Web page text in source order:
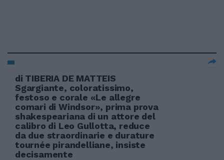
di TIBERIA DE MATTEIS
Sgargiante, coloratissimo,
festoso e corale «Le allegre
comari di Windsor», prima prova
shakespeariana di un attore del
calibro di Leo Gullotta, reduce
da due straordinarie e durature
tournée pirandelliane, insiste
decisamente